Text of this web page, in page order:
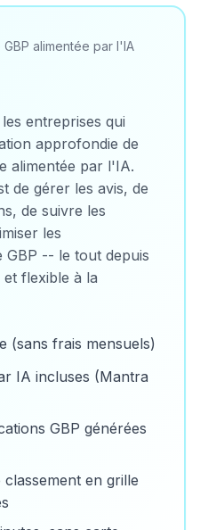
alimentée par l'IA
entreprises qui
approfondie de
alimentée par l'IA.
de gérer les avis, de
de suivre les
les
-- le tout depuis
flexible à la
(sans frais mensuels)
IA incluses (Mantra
GBP générées
en grille